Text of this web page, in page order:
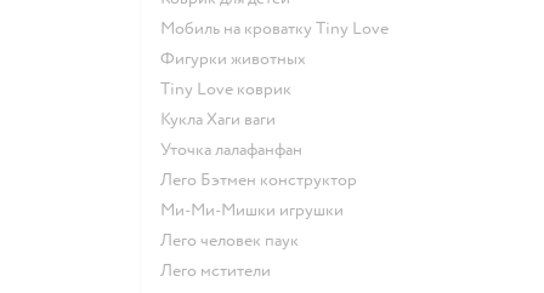
Мобиль на кроватку Tiny Love
Фигурки животных
Tiny Love коврик
Кукла Хаги ваги
Уточка лалафанфан
Лего Бэтмен конструктор
Ми-Ми-Мишки игрушки
Лего человек паук
Лего мстители